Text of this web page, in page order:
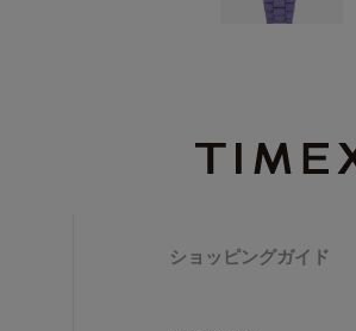
ショッピングガイド